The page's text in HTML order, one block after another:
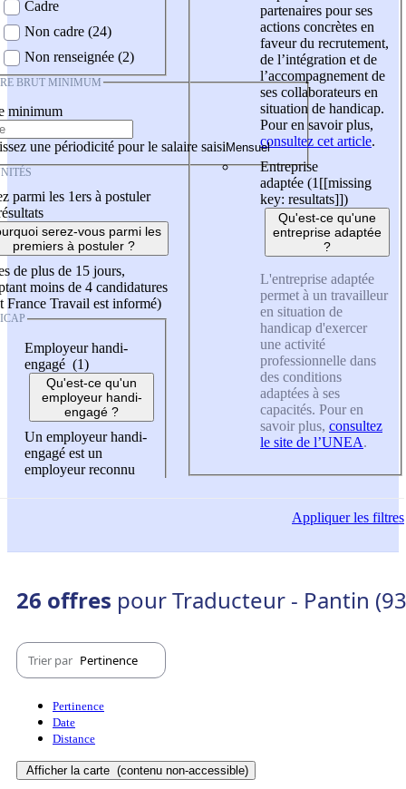
Cadre
Non cadre (24)
Non renseignée (2)
BRUT MINIMUM
minimum
une périodicité pour le salaire saisi
parmi les 1ers à postuler
serez-vous parmi les
premiers à postuler ?
de plus de 15 jours,
moins de 4 candidatures
France Travail est informé)
Employeur handi-
engagé (1)
Qu'est-ce qu'un
employeur handi-
engagé ?
Un employeur handi-
engagé est un
employeur reconnu
partenaires pour ses
actions concrètes en
faveur du recrutement,
de l’intégration et de
l’accompagnement de
ses collaborateurs en
situation de handicap.
Pour en savoir plus,
consultez cet article.
Entreprise
adaptée (1 [[missing
key: resultats]])
Qu'est-ce qu'une
entreprise adaptée
?
L'entreprise adaptée
permet à un travailleur
en situation de
handicap d'exercer
une activité
professionnelle dans
des conditions
adaptées à ses
capacités. Pour en
savoir plus, consultez
le site de l’UNEA.
Appliquerles filtres
26 offres pour Traducteur - Pantin
Trier par Pertinence
Pertinence
Date
Distance
Afficher la carte (contenu non-accessible)